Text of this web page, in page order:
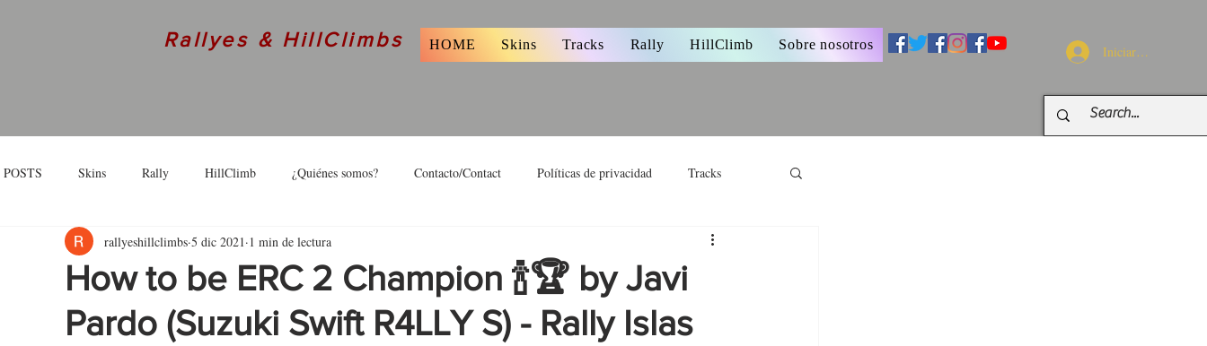
Rallyes & HillClimbs HOME Skins Tracks Rally HillClimb Sobre nosotros Iniciar sesión
Skins Rally HillClimb ¿Quiénes somos? Contacto/Contact Políticas de privacidad Tracks
Interview
How to be ERC 2 Champion 🍾🏆 by Javi
Pardo (Suzuki Swift R4LLY S) - Rally Islas
rallyeshillclimbs 5 dic 2021 1 min de lectura